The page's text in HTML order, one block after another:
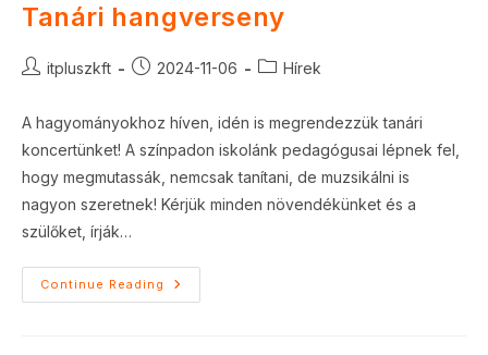
Tanári hangverseny
Postitpluszkft
Post2024-11-06
PostHírek
A hagyományokhoz híven, idén is megrendezzük tanári
koncertünket! A színpadon iskolánk pedagógusai lépnek fel,
hogy megmutassák, nemcsak tanítani, de muzsikálni is
nagyon szeretnek! Kérjük minden növendékünket és a
szülőket, írják…
Continue Reading
Tanári
Hangverseny